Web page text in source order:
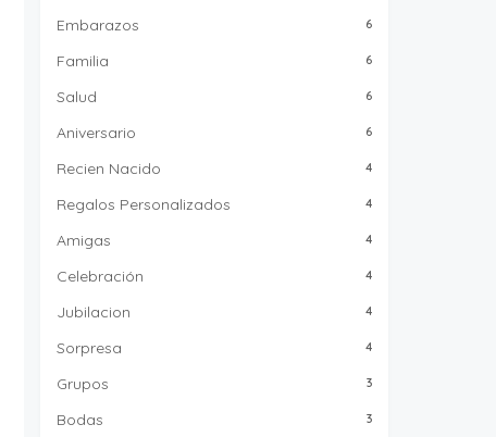
Embarazos 6
Familia 6
Salud 6
Aniversario 6
Recien Nacido 4
Regalos Personalizados 4
Amigas 4
Celebración 4
Jubilacion 4
Sorpresa 4
Grupos 3
Bodas 3